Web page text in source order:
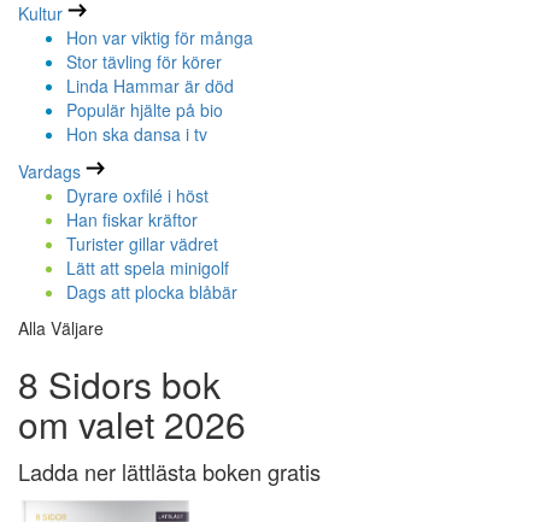
Kultur
Hon var viktig för många
Stor tävling för körer
Linda Hammar är död
Populär hjälte på bio
Hon ska dansa i tv
Vardags
Dyrare oxfilé i höst
Han fiskar kräftor
Turister gillar vädret
Lätt att spela minigolf
Dags att plocka blåbär
Alla Väljare
8 Sidors bok
om valet 2026
Ladda ner lättlästa boken gratis